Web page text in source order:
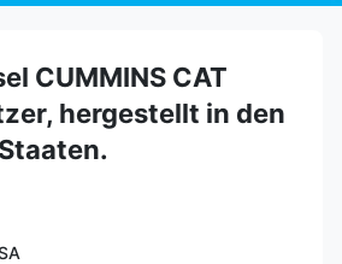
CUMMINS CAT
hergestellt in den